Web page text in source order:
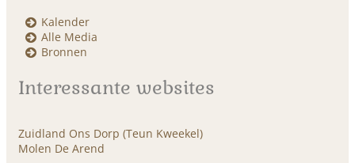
Kalender
Alle Media
Bronnen
Interessante websites
Zuidland Ons Dorp (Teun Kweekel)
Molen De Arend